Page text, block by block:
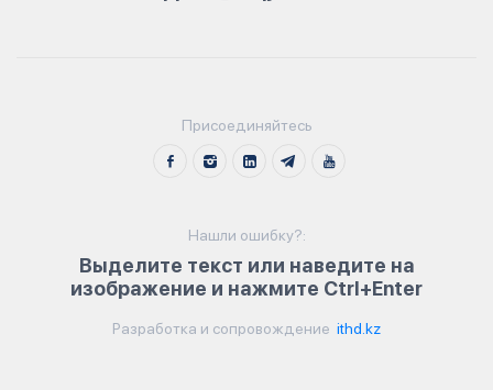
Присоединяйтесь
Нашли ошибку?:
Выделите текст или наведите на
изображение и нажмите Ctrl+Enter
Разработка и сопровождение ithd.kz